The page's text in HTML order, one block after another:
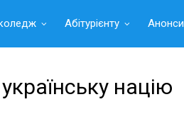
Абітурієнту Анонси
націю